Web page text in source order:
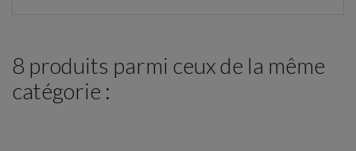
8 produits parmi ceux de la même
catégorie :